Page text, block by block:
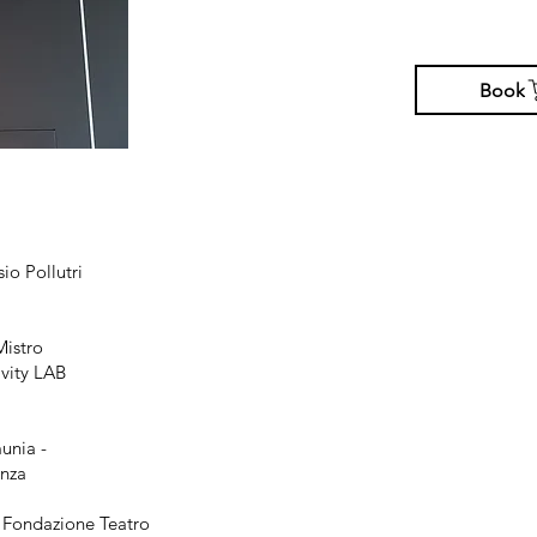
Pollutri
LAB
-
Teatro
Book